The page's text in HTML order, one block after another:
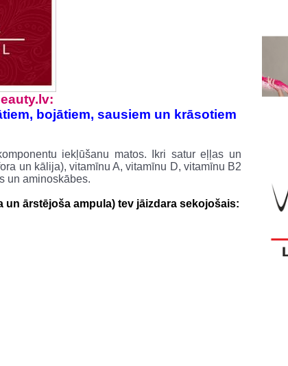
bojātiem, sausiem un krāsotiem
iekļūšanu matos. Ikri satur eļļas un
un kālija), vitamīnu A, vitamīnu D, vitamīnu B2
un aminoskābes.
ārstējoša ampula) tev jāizdara sekojošais: